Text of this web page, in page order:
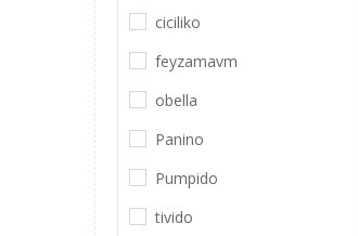
Tunik
Hırka & Kazak
ciciliko
feyzamavm
obella
Panino
Pumpido
tivido